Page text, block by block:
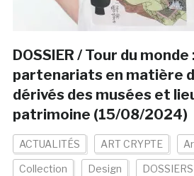
DOSSIER / Tour du monde
partenariats en matière
dérivés des musées et
patrimoine (15/08/2024)
ACTUALITÉS ART CRYPTE
Collection Design DOSSIERS